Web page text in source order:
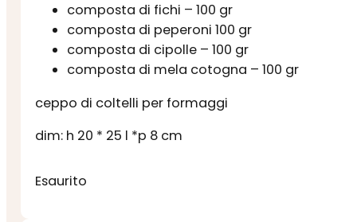
composta di fichi – 100 gr
composta di peperoni 100 gr
composta di cipolle – 100 gr
composta di mela cotogna – 100 gr
ceppo di coltelli per formaggi
dim: h 20 * 25 l *p 8 cm
Esaurito